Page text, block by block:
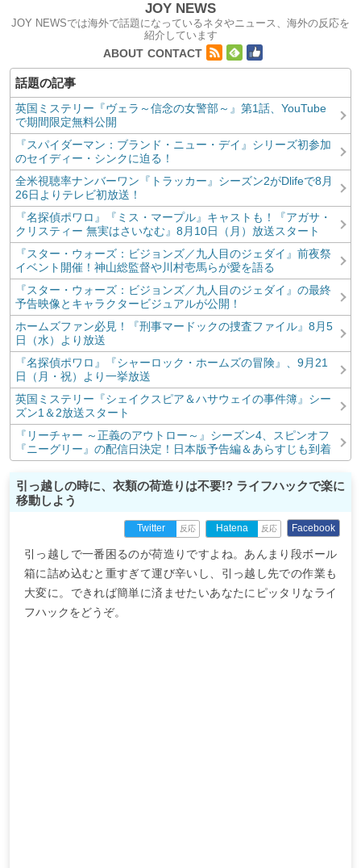
JOY NEWS
JOY NEWSでは海外で話題になっているネタやニュース、海外の反応を
紹介しています
コンテンツへ移動
ABOUT CONTACT
英国ミステリー『ヴェラ～信念の女警部～』第1話、YouTube
で期間限定無料公開
『スパイダーマン：ブランド・ニュー・デイ』シリーズ初参加
のセイディー・シンクに迫る！
全米視聴率ナンバーワン『トラッカー』シーズン2がDlifeで8月
26日よりテレビ初放送！
『名探偵ポワロ』『ミス・マープル』キャストも！『アガサ・
クリスティー 無実はさいなむ』8月10日（月）放送スタート
『スター・ウォーズ：ビジョンズ／九人目のジェダイ』前夜祭
イベント開催！神山総監督や川村壱馬らが愛を語る
『スター・ウォーズ：ビジョンズ／九人目のジェダイ』の最終
予告映像とキャラクタービジュアルが公開！
ホームズファン必見！『刑事マードックの捜査ファイル』8月5
日（水）より放送
『名探偵ポワロ』『シャーロック・ホームズの冒険』、9月21
日（月・祝）より一挙放送
英国ミステリー『シェイクスピア＆ハサウェイの事件簿』シー
ズン1＆2放送スタート
『リーチャー ～正義のアウトロー～』シーズン4、スピンオフ
『ニーグリー』の配信日決定！日本版予告編＆あらすじも到着
引っ越しの時に、衣類の荷造りは不要!? ライフハックで楽に
移動しよう
Twitter 反応 Hatena 反応 Facebook
引っ越しで一番困るのが荷造りですよね。あんまり段ボール
箱に詰め込むと重すぎて運び辛いし、引っ越し先での作業も
大変に。できれば簡単に済ませたいあなたにピッタリなライ
フハックをどうぞ。